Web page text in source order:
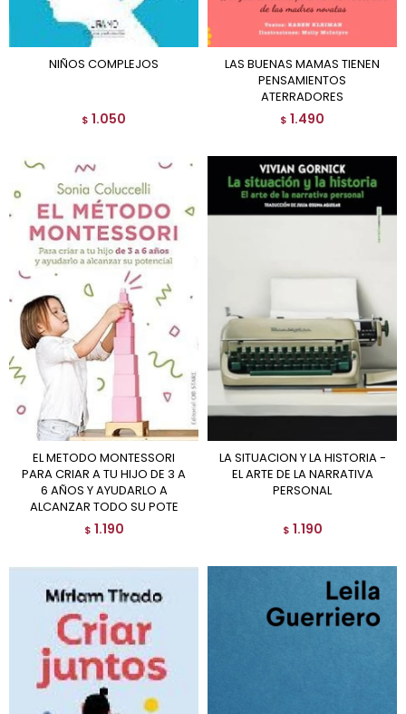
NIÑOS COMPLEJOS
$ 1.050
LAS BUENAS MAMAS TIENEN
PENSAMIENTOS
ATERRADORES
$ 1.490
EL METODO MONTESSORI
PARA CRIAR A TU HIJO DE 3 A
6 AÑOS Y AYUDARLO A
ALCANZAR TODO SU POTE
$ 1.190
LA SITUACION Y LA HISTORIA -
EL ARTE DE LA NARRATIVA
PERSONAL
$ 1.190